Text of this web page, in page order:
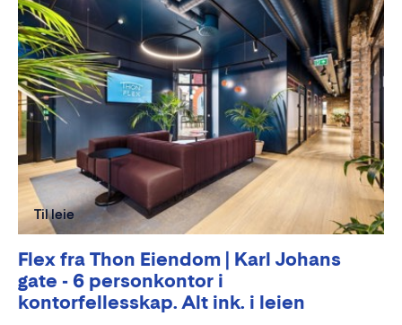
Flex fra Thon Eiendom | Karl Johans
gate - 6 personkontor i
kontorfellesskap. Alt ink. i leien
Til leie